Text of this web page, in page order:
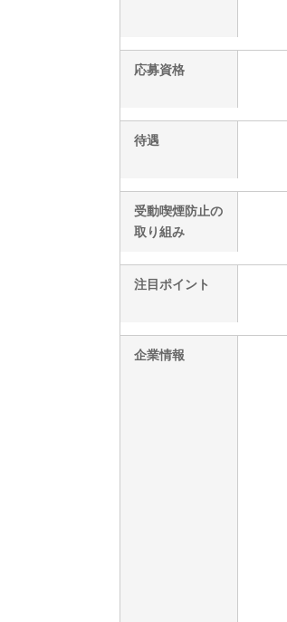
応募資格
待遇
受動喫煙防止の
取り組み
注目ポイント
企業情報